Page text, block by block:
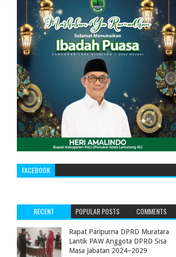
FACEBOOK
RECENT POPULAR POSTS COMMENTS
‎Rapat Paripurna DPRD Muratara
Lantik PAW Anggota DPRD Sisa
Masa Jabatan 2024–2029 ‎